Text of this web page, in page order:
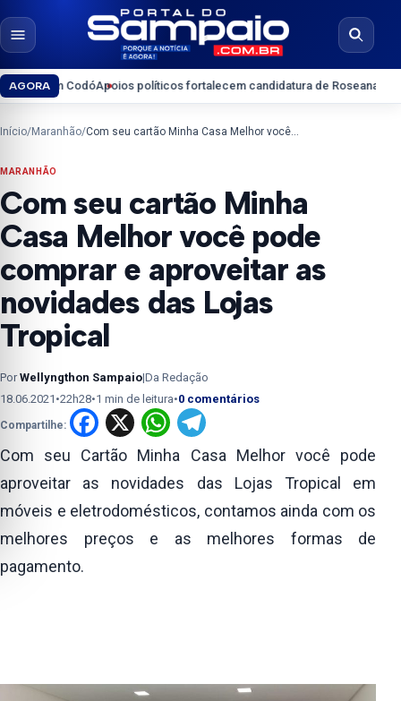
Pular para o conteúdo
Abrir menu
Abrir
AGORA
Apoios políticos fortalecem candidatura de Roseana Sarney ao
Início/Maranhão/ Com seu cartão Minha Casa Melhor você pode comprar e aproveitar as novidades das Lojas Tropical
MARANHÃO
Com seu cartão Minha
Casa Melhor você pode
comprar e aproveitar as
novidades das Lojas
Tropical
PorWellyngthon Sampaio|Da Redação
18.06.2021 •22h28•1 min de leitura•0 comentários
Compartilhe: Facebook
X WhatsApp
Com seu Cartão Minha Casa Melhor você pode
aproveitar as novidades das Lojas Tropical em
móveis e eletrodomésticos, contamos ainda com os
melhores preços e as melhores formas de
pagamento.